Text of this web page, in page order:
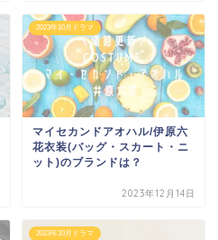
2023年10月ドラマ
マイセカンドアオハル/伊原六
花衣装(バッグ・スカート・ニ
ット)のブランドは？
2023年12月14日
2023年10月ドラマ